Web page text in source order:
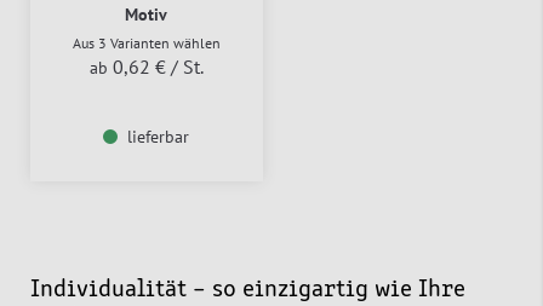
Motiv
Aus 3 Varianten wählen
ab 0,62 € / St.
lieferbar
Individualität – so einzigartig wie Ihre